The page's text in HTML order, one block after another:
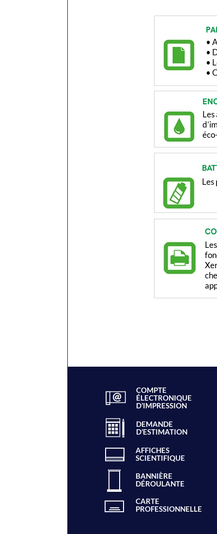
•
•
•
•
Les
COMPTE
ÉLECTRONIQUE
D’IMPRESSION
DEMANDE
D’ESTIMATION
AFFICHES
SCIENTIFIQUE
BANNIÈRE
DÉROULANTE
CARTE
PROFESSIONNELLE